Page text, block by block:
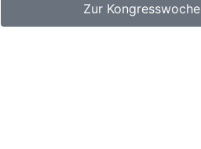
Zur Kongresswoche